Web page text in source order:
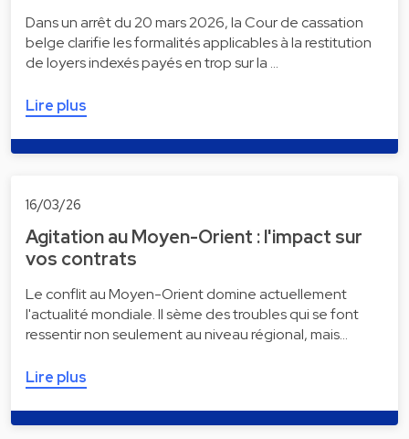
Dans un arrêt du 20 mars 2026, la Cour de cassation
belge clarifie les formalités applicables à la restitution
de loyers indexés payés en trop sur la …
Lire plus
16/03/26
Agitation au Moyen-Orient : l'impact sur
vos contrats
Le conflit au Moyen-Orient domine actuellement
l'actualité mondiale. Il sème des troubles qui se font
ressentir non seulement au niveau régional, mais…
Lire plus